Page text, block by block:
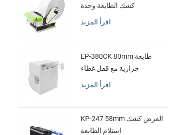
كشك الطابعة وحدة
اقرأ المزيد
EP-380CK 80mm طابعة
حرارية مع قفل غطاء
اقرأ المزيد
KP-247 58mm العرض كشك
استلام الطابعة